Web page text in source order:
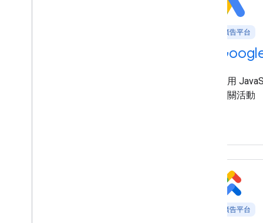
廣告平台
使用
相關活動
廣告平台